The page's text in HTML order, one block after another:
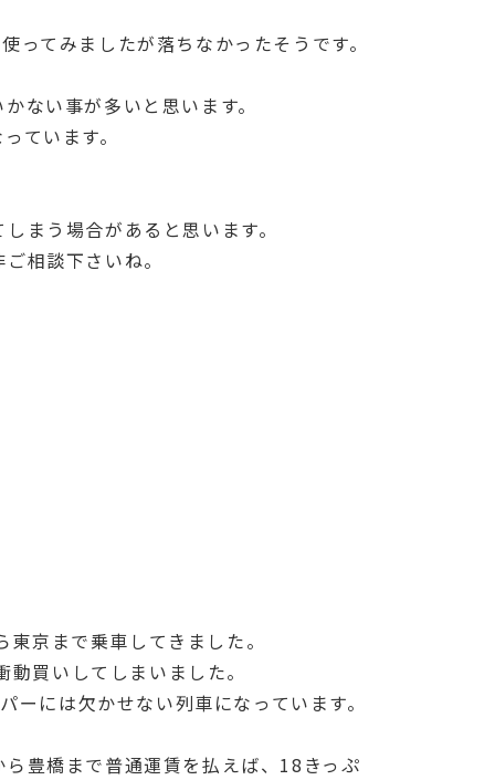
てみましたが落ちなかったそうです。
ない事が多いと思います。
ています。
まう場合があると思います。
相談下さいね。
京まで乗車してきました。
買いしてしまいました。
には欠かせない列車になっています。
豊橋まで普通運賃を払えば、18きっぷ